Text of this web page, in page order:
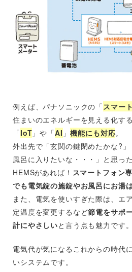
例えば、パナソニックの「 スマー
住まいのエネルギーを見える化す
「IoT 」や「AI 」機能にも対応。
外出先で「玄関の鍵閉めたかな?
風呂に入りたいな・・・」と思っ
HEMSがあれば！ スマートフォン
でも電気錠の施錠やお風呂にお湯
また、電気を使いすぎた際は、エ
定温度を変更するなど節電をサポ
計にやさしいと言う点も魅力です。
電気代が気になるこれからの時代
いシステムです。